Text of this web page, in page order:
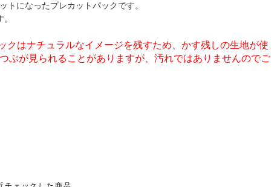
お買い物を続ける
になったプレカットパックです。
クはナチュラルなイメージを残すため、かす残しの生地が使
ぶが見られることがありますが、汚れではありませんのでご